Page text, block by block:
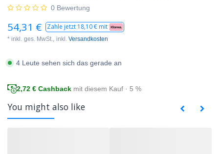
0 Bewertung
54,31 € Zahle jetzt 18,10€ mit
* inkl. ges. MwSt., inkl. Versandkosten
4 Leute sehen sich das gerade an
2,72 € Cashback mit diesem Kauf · 5 %
You might also like